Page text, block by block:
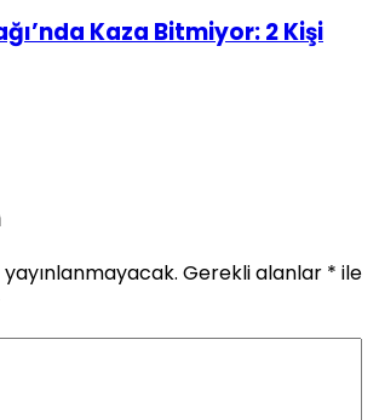
Kaza Bitmiyor: 2 Kişi
Gerekli alanlar * ile